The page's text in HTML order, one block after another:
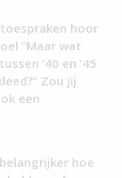
hoor
“Maar wat
’40 en ’45
Zou jij
een
hoe